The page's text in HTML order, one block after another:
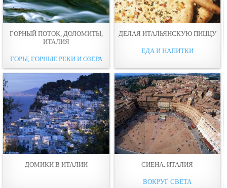
ГОРНЫЙ ПОТОК, ДОЛОМИТЫ,
ИТАЛИЯ
ГОРЫ, ГОРНЫЕ РЕКИ И ОЗЕРА
ДЕЛАЯ ИТАЛЬЯНСКУЮ ПИЦЦУ
ЕДА И НАПИТКИ
ДОМИКИ В ИТАЛИИ СИЕНА. ИТАЛИЯ
ВОКРУГ СВЕТА